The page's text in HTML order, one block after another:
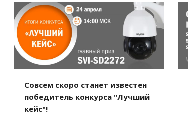
Совсем скоро станет известен
победитель конкурса "Лучший
кейс"!